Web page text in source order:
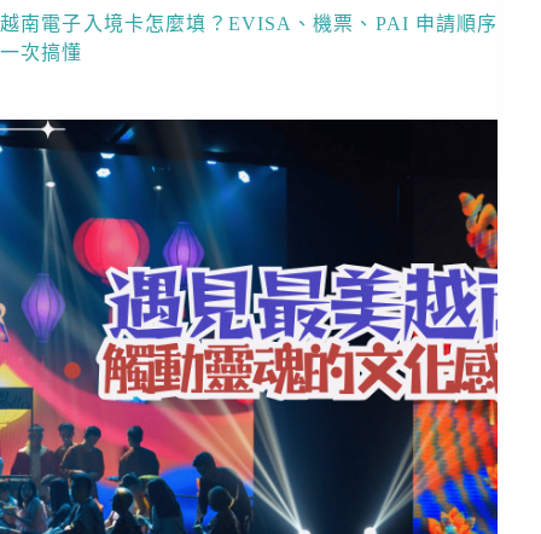
越南電子入境卡怎麼填？EVISA、機票、PAI 申請順序
一次搞懂